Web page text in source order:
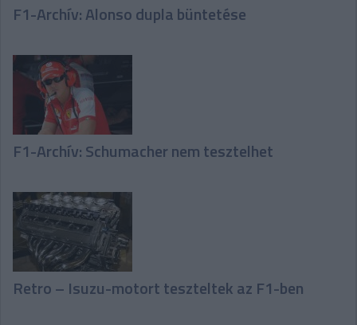
F1-Archív: Alonso dupla büntetése
F1-Archív: Schumacher nem tesztelhet
Retro – Isuzu-motort teszteltek az F1-ben